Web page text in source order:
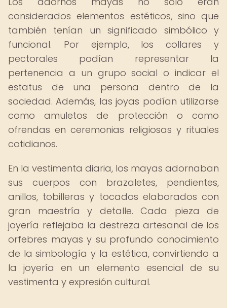
considerados elementos estéticos, sino que
también tenían un significado simbólico y
funcional. Por ejemplo, los collares y
pectorales podían representar la
pertenencia a un grupo social o indicar el
estatus de una persona dentro de la
sociedad. Además, las joyas podían utilizarse
como amuletos de protección o como
ofrendas en ceremonias religiosas y rituales
cotidianos.
En la vestimenta diaria, los mayas adornaban
sus cuerpos con brazaletes, pendientes,
anillos, tobilleras y tocados elaborados con
gran maestría y detalle. Cada pieza de
joyería reflejaba la destreza artesanal de los
orfebres mayas y su profundo conocimiento
de la simbología y la estética, convirtiendo a
la joyería en un elemento esencial de su
vestimenta y expresión cultural.